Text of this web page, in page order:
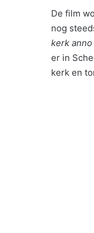
De film
nog
kerk anno
er in
kerk en